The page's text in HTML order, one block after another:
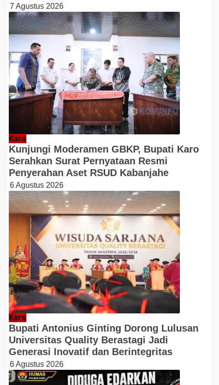
7 Agustus 2026
Karo
Kunjungi Moderamen GBKP, Bupati Karo
Serahkan Surat Pernyataan Resmi
Penyerahan Aset RSUD Kabanjahe
6 Agustus 2026
Karo
Bupati Antonius Ginting Dorong Lulusan
Universitas Quality Berastagi Jadi
Generasi Inovatif dan Berintegritas
6 Agustus 2026